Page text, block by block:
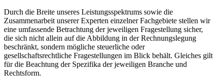
Durch die Breite unseres Leistungsspektrums sowie die
Zusammenarbeit unserer Experten einzelner Fachgebiete stellen wir
eine umfassende Betrachtung der jeweiligen Fragestellung sicher,
die sich nicht allein auf die Abbildung in der Rechnungslegung
beschränkt, sondern mögliche steuerliche oder
gesellschaftsrechtliche Fragestellungen im Blick behält. Gleiches gilt
für die Beachtung der Spezifika der jeweiligen Branche und
Rechtsform.